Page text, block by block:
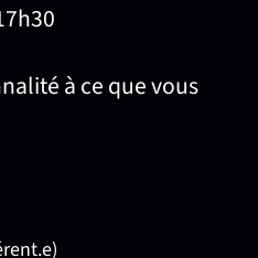
à ce que vous